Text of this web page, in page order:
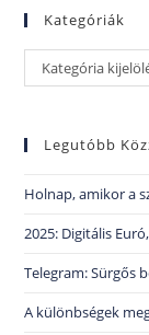
Kategóriák
Kategória
Legutóbb
Holnap, amikor a
2025: Digitális
Telegram: Sürgős
A különbségek